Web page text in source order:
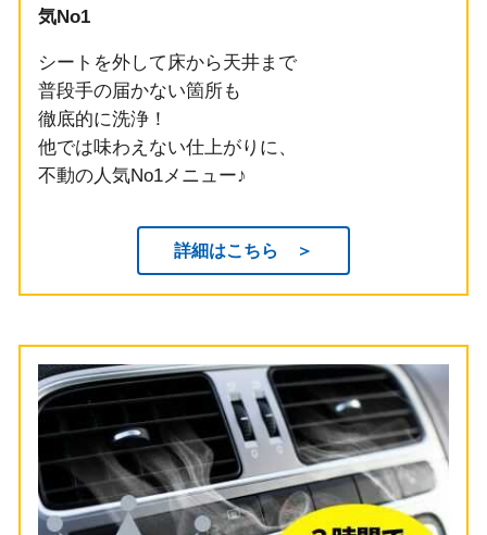
気No1
シートを外して床から天井まで
普段手の届かない箇所も
徹底的に洗浄！
他では味わえない仕上がりに、
不動の人気No1メニュー♪
詳細はこちら ＞